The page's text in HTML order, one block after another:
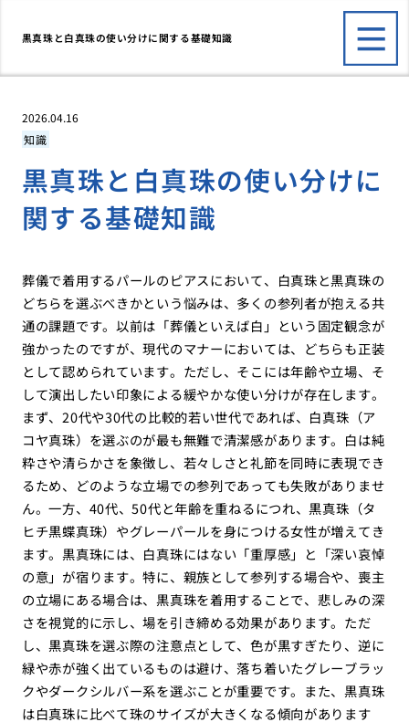
黒真珠と白真珠の使い分けに関する基礎知識
2026.04.16
知識
黒真珠と白真珠の使い分けに
関する基礎知識
葬儀で着用するパールのピアスにおいて、白真珠と黒真珠の
どちらを選ぶべきかという悩みは、多くの参列者が抱える共
通の課題です。以前は「葬儀といえば白」という固定観念が
強かったのですが、現代のマナーにおいては、どちらも正装
として認められています。ただし、そこには年齢や立場、そ
して演出したい印象による緩やかな使い分けが存在します。
まず、20代や30代の比較的若い世代であれば、白真珠（ア
コヤ真珠）を選ぶのが最も無難で清潔感があります。白は純
粋さや清らかさを象徴し、若々しさと礼節を同時に表現でき
るため、どのような立場での参列であっても失敗がありませ
ん。一方、40代、50代と年齢を重ねるにつれ、黒真珠（タ
ヒチ黒蝶真珠）やグレーパールを身につける女性が増えてき
ます。黒真珠には、白真珠にはない「重厚感」と「深い哀悼
の意」が宿ります。特に、親族として参列する場合や、喪主
の立場にある場合は、黒真珠を着用することで、悲しみの深
さを視覚的に示し、場を引き締める効果があります。ただ
し、黒真珠を選ぶ際の注意点として、色が黒すぎたり、逆に
緑や赤が強く出ているものは避け、落ち着いたグレーブラッ
クやダークシルバー系を選ぶことが重要です。また、黒真珠
は白真珠に比べて珠のサイズが大きくなる傾向があります